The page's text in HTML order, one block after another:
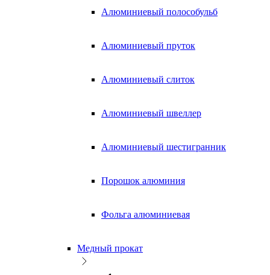
Алюминиевый полособульб
Алюминиевый пруток
Алюминиевый слиток
Алюминиевый швеллер
Алюминиевый шестигранник
Порошок алюминия
Фольга алюминиевая
Медный прокат